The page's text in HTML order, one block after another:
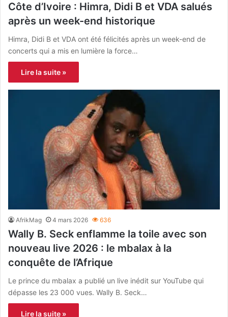
Côte d’Ivoire : Himra, Didi B et VDA salués
après un week-end historique
Himra, Didi B et VDA ont été félicités après un week-end de
concerts qui a mis en lumière la force…
Lire la suite »
AfrikMag 4 mars 2026 636
Wally B. Seck enflamme la toile avec son
nouveau live 2026 : le mbalax à la
conquête de l’Afrique
Le prince du mbalax a publié un live inédit sur YouTube qui
dépasse les 23 000 vues. Wally B. Seck…
Lire la suite »